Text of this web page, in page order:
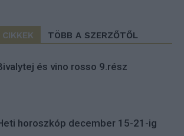
TÖBB A SZERZŐTŐL
és vino rosso 9.rész
horoszkóp december 15-21-ig